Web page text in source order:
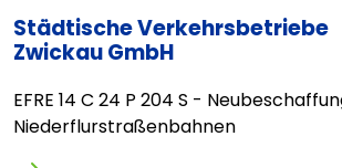
Städtische Verkehrsbetriebe
Zwickau GmbH
EFRE 14 C 24 P 204 S -
Niederflurstraßenbahnen